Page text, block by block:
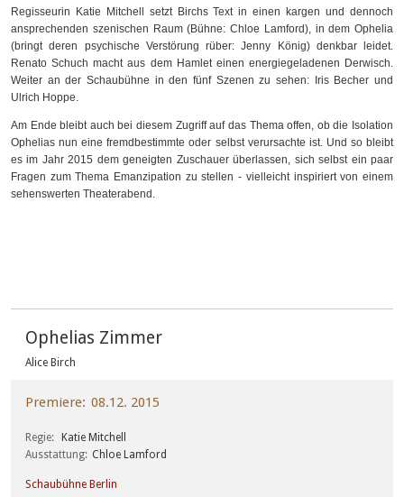
Regisseurin Katie Mitchell setzt Birchs Text in einen kargen und dennoch
ansprechenden szenischen Raum (Bühne: Chloe Lamford), in dem Ophelia
(bringt deren psychische Verstörung rüber: Jenny König) denkbar leidet.
Renato Schuch macht aus dem Hamlet einen energiegeladenen Derwisch.
Weiter an der Schaubühne in den fünf Szenen zu sehen: Iris Becher und
Ulrich Hoppe.
Am Ende bleibt auch bei diesem Zugriff auf das Thema offen, ob die Isolation
Ophelias nun eine fremdbestimmte oder selbst verursachte ist. Und so bleibt
es im Jahr 2015 dem geneigten Zuschauer überlassen, sich selbst ein paar
Fragen zum Thema Emanzipation zu stellen - vielleicht inspiriert von einem
sehenswerten Theaterabend.
Ophelias Zimmer
Alice Birch
Premiere 08.12. 2015
Regie
Katie Mitchell
Ausstattung
Chloe Lamford
Schaubühne Berlin